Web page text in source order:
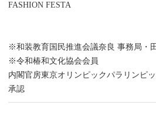
FASHION FESTA
※和装教育国民推進会議奈良 事務局・
※令和椿和文化協会会員
内閣官房東京オリンピックパラリンピ
承認